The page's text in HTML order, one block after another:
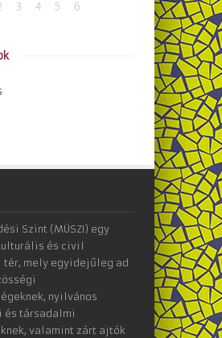
3 4 5 6
Szint (MÜSZI) egy
és civil
tér, mely egyidejűleg ad
nyilvános
és társadalmi
valamint zárt ajtók